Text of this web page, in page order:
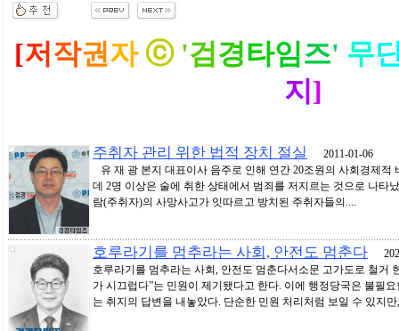
[저 작권자 ⓒ '검경타임즈' 무
지 ]
주취자 관리 위한 법적 장치 절실
2011-01-06
유 재 광 본지 대표이사 음주로 인해 연간 20조원의 사회경제적
데 2명 이상은 술에 취한 상태에서 범죄를 저지르는 것으로 나타
람(주취자)의 사망사고가 잇따르고 방치된 주취자들의....
호루라기를 멈추라는 사회, 안전도 멈춘다
호루라기를 멈추라는 사회, 안전도 멈춘다서소문 고가도로 철거
가 시끄럽다”는 민원이 제기됐다고 한다. 이에 행정당국은 불필
는 취지의 답변을 내놓았다. 단순한 민원 처리처럼 보일 수 있지만